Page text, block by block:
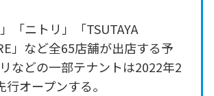
「ニトリ」「TSUTAYA
」など全65店舗が出店する予
などの一部テナントは2022年2
オープンする。